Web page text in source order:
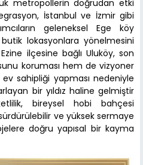
metropollerin doğrudan etki
İstanbul ve İzmir gibi
geleneksel Ege köy
lokasyonlara yönelmesini
ilçesine bağlı Uluköy, son
koruması hem de vizyoner
sahipliği yapması nedeniyle
bir yıldız haline gelmiştir
bireysel hobi bahçesi
ve yüksek sermaye
doğru yapısal bir kayma